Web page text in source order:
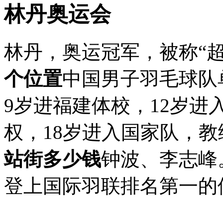
林丹奥运会
林丹，奥运冠军，被称“
个位置中国男子羽毛球
9岁进福建体校，12岁进
权，18岁进入国家队，
站街多少钱钟波、李志峰
登上国际羽联排名第一的